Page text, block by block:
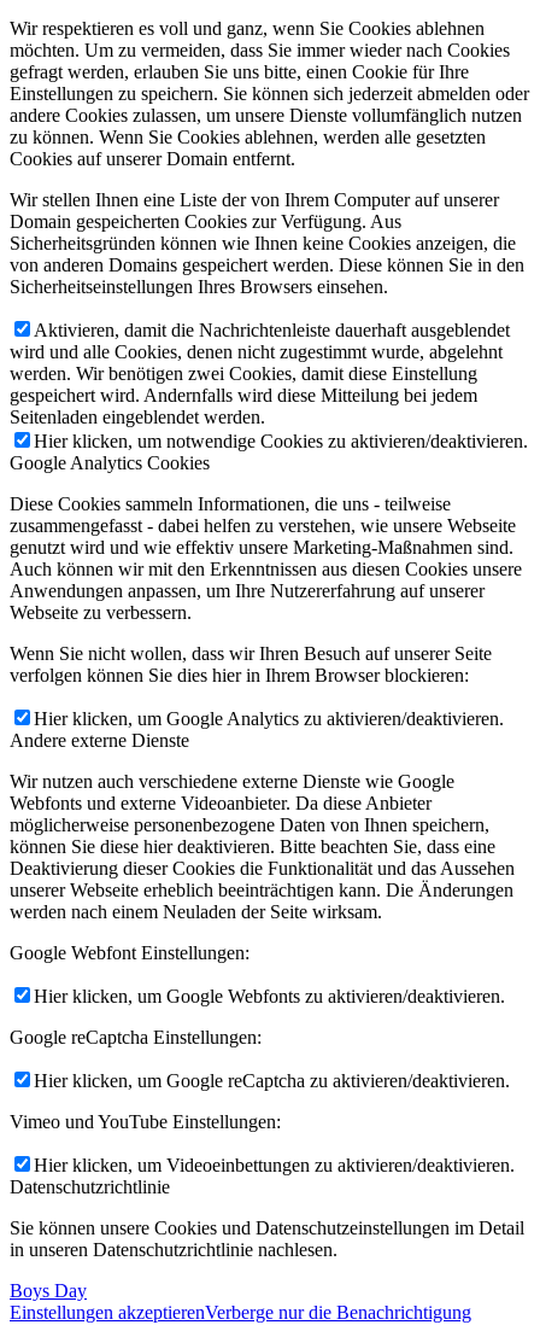
Wir respektieren es voll und ganz, wenn Sie Cookies ablehnen
möchten. Um zu vermeiden, dass Sie immer wieder nach Cookies
gefragt werden, erlauben Sie uns bitte, einen Cookie für Ihre
Einstellungen zu speichern. Sie können sich jederzeit abmelden oder
andere Cookies zulassen, um unsere Dienste vollumfänglich nutzen
zu können. Wenn Sie Cookies ablehnen, werden alle gesetzten
Cookies auf unserer Domain entfernt.
Wir stellen Ihnen eine Liste der von Ihrem Computer auf unserer
Domain gespeicherten Cookies zur Verfügung. Aus
Sicherheitsgründen können wie Ihnen keine Cookies anzeigen, die
von anderen Domains gespeichert werden. Diese können Sie in den
Sicherheitseinstellungen Ihres Browsers einsehen.
Aktivieren, damit die Nachrichtenleiste dauerhaft ausgeblendet
wird und alle Cookies, denen nicht zugestimmt wurde, abgelehnt
werden. Wir benötigen zwei Cookies, damit diese Einstellung
gespeichert wird. Andernfalls wird diese Mitteilung bei jedem
Seitenladen eingeblendet werden.
Hier klicken, um notwendige Cookies zu aktivieren/deaktivieren.
Google Analytics Cookies
Diese Cookies sammeln Informationen, die uns - teilweise
zusammengefasst - dabei helfen zu verstehen, wie unsere Webseite
genutzt wird und wie effektiv unsere Marketing-Maßnahmen sind.
Auch können wir mit den Erkenntnissen aus diesen Cookies unsere
Anwendungen anpassen, um Ihre Nutzererfahrung auf unserer
Webseite zu verbessern.
Wenn Sie nicht wollen, dass wir Ihren Besuch auf unserer Seite
verfolgen können Sie dies hier in Ihrem Browser blockieren:
Hier klicken, um Google Analytics zu aktivieren/deaktivieren.
Andere externe Dienste
Wir nutzen auch verschiedene externe Dienste wie Google
Webfonts und externe Videoanbieter. Da diese Anbieter
möglicherweise personenbezogene Daten von Ihnen speichern,
können Sie diese hier deaktivieren. Bitte beachten Sie, dass eine
Deaktivierung dieser Cookies die Funktionalität und das Aussehen
unserer Webseite erheblich beeinträchtigen kann. Die Änderungen
werden nach einem Neuladen der Seite wirksam.
Google Webfont Einstellungen:
Hier klicken, um Google Webfonts zu aktivieren/deaktivieren.
Google reCaptcha Einstellungen:
Hier klicken, um Google reCaptcha zu aktivieren/deaktivieren.
Vimeo und YouTube Einstellungen:
Hier klicken, um Videoeinbettungen zu aktivieren/deaktivieren.
Datenschutzrichtlinie
Sie können unsere Cookies und Datenschutzeinstellungen im Detail
in unseren Datenschutzrichtlinie nachlesen.
Boys Day
Einstellungen akzeptierenVerberge nur die Benachrichtigung